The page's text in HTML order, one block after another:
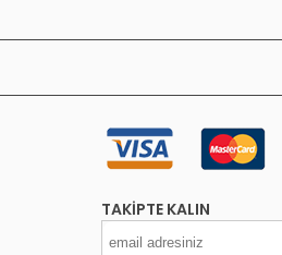
TAKIPTE KALIN